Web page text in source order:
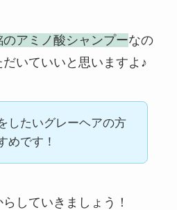
アミノ酸シャンプーなの
いていいと思いますよ♪
したいグレーヘアの方
めです！
していきましょう！